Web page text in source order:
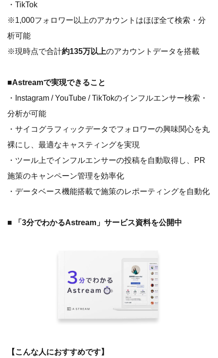
・TikTok
※1,000フォロワー以上のアカウントはほぼ全て検索・分
析可能
※現時点で合計約135万以上のアカウントデータを搭載
■Astreamで実現できること
・Instagram / YouTube / TikTokのインフルエンサー検索・
分析が可能
・サイコグラフィックデータでフォロワーの興味関心を丸
裸にし、最適なキャスティングを実現
・ツール上でインフルエンサーの投稿を自動取得し、PR
施策のキャンペーン管理を効率化
・データベース機能搭載で施策のレポーティングを自動化
■ 「3分でわかるAstream」サービス資料を公開中
【こんな人におすすめです】